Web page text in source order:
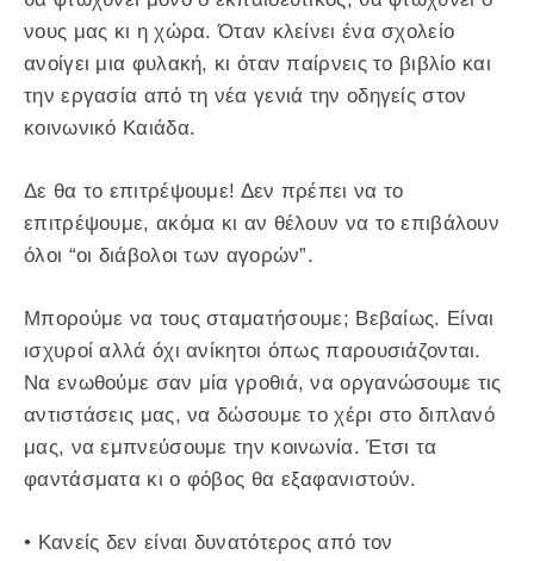
νους μας κι η χώρα. Όταν κλείνει ένα σχολείο
ανοίγει μια φυλακή, κι όταν παίρνεις το βιβλίο και
την εργασία από τη νέα γενιά την οδηγείς στον
κοινωνικό Καιάδα.
Δε θα το επιτρέψουμε! Δεν πρέπει να το
επιτρέψουμε, ακόμα κι αν θέλουν να το επιβάλουν
όλοι “οι διάβολοι των αγορών”.
Μπορούμε να τους σταματήσουμε; Βεβαίως. Είναι
ισχυροί αλλά όχι ανίκητοι όπως παρουσιάζονται.
Να ενωθούμε σαν μία γροθιά, να οργανώσουμε τις
αντιστάσεις μας, να δώσουμε το χέρι στο διπλανό
μας, να εμπνεύσουμε την κοινωνία. Έτσι τα
φαντάσματα κι ο φόβος θα εξαφανιστούν.
• Κανείς δεν είναι δυνατότερος από τον